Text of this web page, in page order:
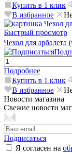
Купить в 1 клик
В избранное
Быстрый просмотр
Чехол для арбалета
Подробнее
Купить в 1 клик
В избранное
Новости магазина
Свежие новости
Подписаться
Я согласен на